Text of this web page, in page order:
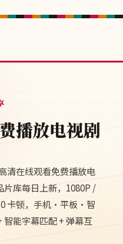
播放电视剧
清在线观看免费播放电
库每日上新，1080P /
0 卡顿，手机·平板·智
能字幕匹配 + 弹幕互